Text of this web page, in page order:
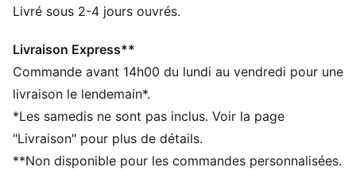
la veste de survêtement T7 de PUMA x AHLUWALIA,
archives. L'imprimé s'inspire de l'énergie d'une foule
en délire dans un stade.
CARACTÉRISTIQUES + AVANTAGES
recyclés
DÉTAILS
Coupe : Décontractée
Livré sous 2-4 jours ouvrés.
Livraison Express**
Commande avant 14h00 du lundi au vendredi pour une
livraison le lendemain*.
*Les samedis ne sont pas inclus. Voir la page
"Livraison" pour plus de détails.
**Non disponible pour les commandes personnalisées.